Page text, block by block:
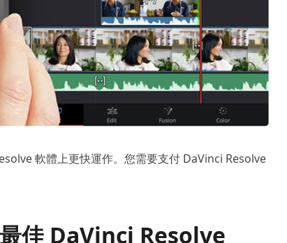
軟體上更快運作。您需要支付 DaVinci Resolve
佳 DaVinci Resolve